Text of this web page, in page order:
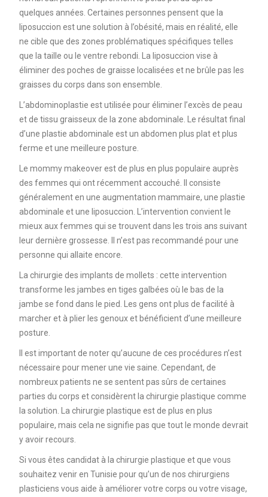
quelques années. Certaines personnes pensent que la
liposuccion est une solution à l’obésité, mais en réalité, elle
ne cible que des zones problématiques spécifiques telles
que la taille ou le ventre rebondi. La liposuccion vise à
éliminer des poches de graisse localisées et ne brûle pas les
graisses du corps dans son ensemble.
L’abdominoplastie est utilisée pour éliminer l’excès de peau
et de tissu graisseux de la zone abdominale. Le résultat final
d’une plastie abdominale est un abdomen plus plat et plus
ferme et une meilleure posture.
Le mommy makeover est de plus en plus populaire auprès
des femmes qui ont récemment accouché. Il consiste
généralement en une augmentation mammaire, une plastie
abdominale et une liposuccion. L’intervention convient le
mieux aux femmes qui se trouvent dans les trois ans suivant
leur dernière grossesse. Il n’est pas recommandé pour une
personne qui allaite encore.
La chirurgie des implants de mollets : cette intervention
transforme les jambes en tiges galbées où le bas de la
jambe se fond dans le pied. Les gens ont plus de facilité à
marcher et à plier les genoux et bénéficient d’une meilleure
posture.
Il est important de noter qu’aucune de ces procédures n’est
nécessaire pour mener une vie saine. Cependant, de
nombreux patients ne se sentent pas sûrs de certaines
parties du corps et considèrent la chirurgie plastique comme
la solution. La chirurgie plastique est de plus en plus
populaire, mais cela ne signifie pas que tout le monde devrait
y avoir recours.
Si vous êtes candidat à la chirurgie plastique et que vous
souhaitez venir en Tunisie pour qu’un de nos chirurgiens
plasticiens vous aide à améliorer votre corps ou votre visage,